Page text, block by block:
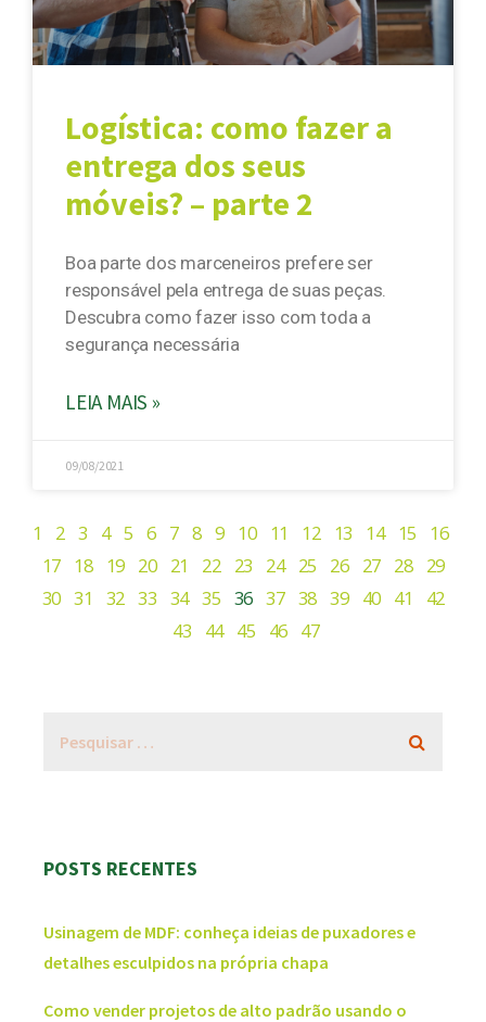
Logística: como fazer a
entrega dos seus
móveis? – parte 2
Boa parte dos marceneiros prefere ser
responsável pela entrega de suas peças.
Descubra como fazer isso com toda a
segurança necessária
LEIA MAIS »
09/08/2021
1 2 3 4 5 6 7 8 9 10 11 12 13 14 15
16
17 18 19 20 21 22 23 24 25 26 27 28
29
30 31 32 33 34 35 36 37 38 39 40 41
42
43
44 45 46 47
POSTS RECENTES
Usinagem de MDF: conheça ideias de puxadores e
detalhes esculpidos na própria chapa
Como vender projetos de alto padrão usando o